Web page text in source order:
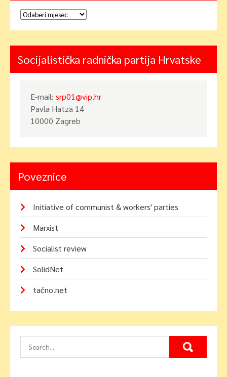
Arhiva
Socijalistička radnička partija Hrvatske
E-mail: srp01@vip.hr
Pavla Hatza 14
10000 Zagreb
Poveznice
Initiative of communist & workers' parties
Marxist
Socialist review
SolidNet
tačno.net